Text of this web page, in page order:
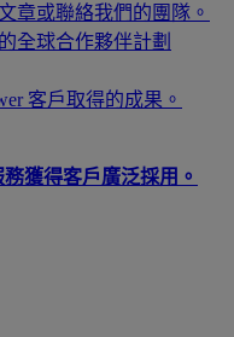
章或聯絡我們的團隊。
全球合作夥伴計劃
客戶取得的成果。
獲得客戶廣泛採用。